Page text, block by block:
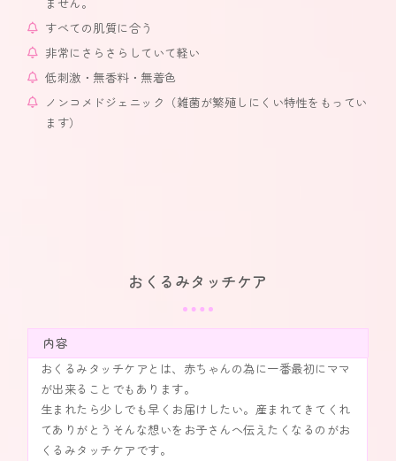
すべての肌質に合う
非常にさらさらしていて軽い
低刺激・無香料・無着色
ノンコメドジェニック（雑菌が繁殖しにくい特性をもってい
ます）
おくるみタッチケア
内容
おくるみタッチケアとは、赤ちゃんの為に一番最初にママ
が出来ることでもあります。
生まれたら少しでも早くお届けしたい。産まれてきてくれ
てありがとうそんな想いをお子さんへ伝えたくなるのがお
くるみタッチケアです。